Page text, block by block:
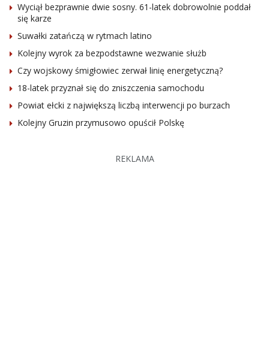
Wyciął bezprawnie dwie sosny. 61-latek dobrowolnie poddał
się karze
Suwałki zatańczą w rytmach latino
Kolejny wyrok za bezpodstawne wezwanie służb
Czy wojskowy śmigłowiec zerwał linię energetyczną?
18-latek przyznał się do zniszczenia samochodu
Powiat ełcki z największą liczbą interwencji po burzach
Kolejny Gruzin przymusowo opuścił Polskę
REKLAMA